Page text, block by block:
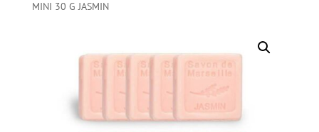
MINI 30 G JASMIN